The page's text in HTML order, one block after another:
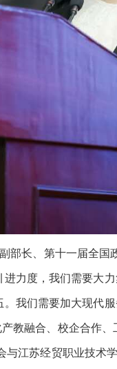
长、第十一届全
力度，我们需要大
我们需要加大现代
教融合、校企合作
江苏经贸职业技术